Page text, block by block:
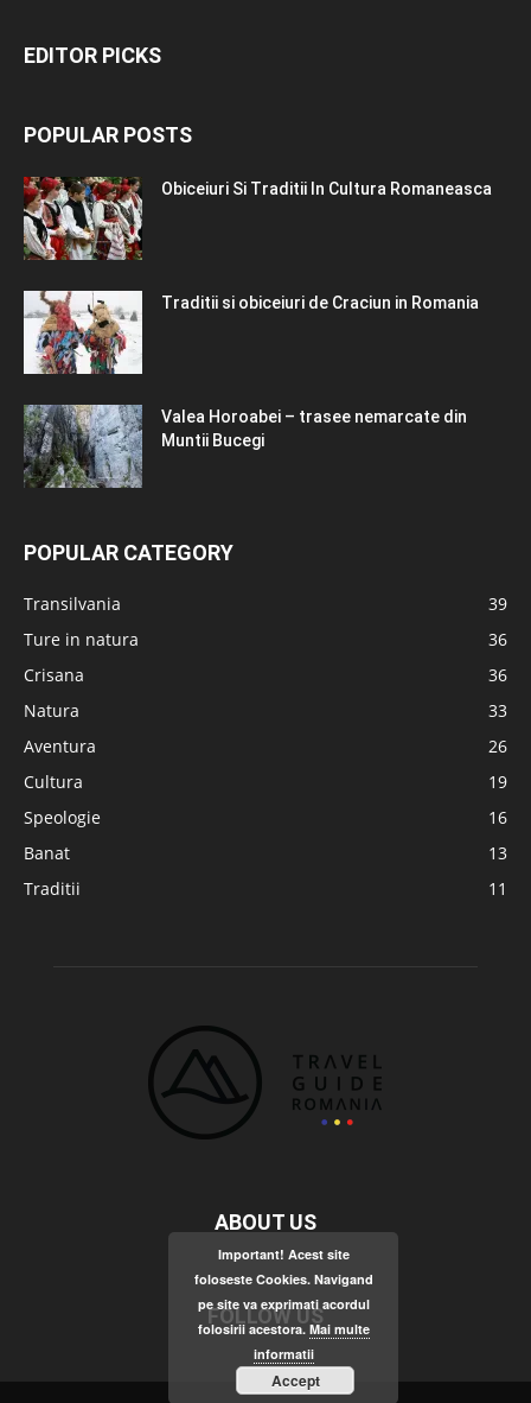
EDITOR PICKS
POPULAR POSTS
Obiceiuri Si Traditii In Cultura Romaneasca
Traditii si obiceiuri de Craciun in Romania
Valea Horoabei – trasee nemarcate din
Muntii Bucegi
POPULAR CATEGORY
Transilvania
39
Ture in natura
36
Crisana
36
Natura
33
Aventura
26
Cultura
19
Speologie
16
Banat
13
Traditii
11
ABOUT US
FOLLOW US
Important! Acest site
foloseste Cookies. Navigand
pe site va exprimati acordul
folosirii acestora. Mai multe
informatii
Accept